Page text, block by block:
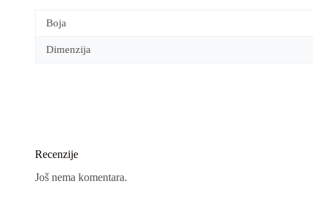
Boja
Dimenzija
Recenzije
Još nema komentara.